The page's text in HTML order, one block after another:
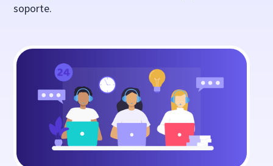
soporte.